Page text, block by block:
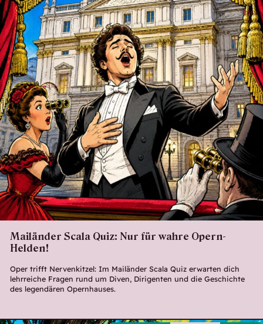
Mailänder Scala Quiz: Nur für wahre Opern-
Helden!
Oper trifft Nervenkitzel: Im Mailänder Scala Quiz erwarten dich
lehrreiche Fragen rund um Diven, Dirigenten und die Geschichte
des legendären Opernhauses.